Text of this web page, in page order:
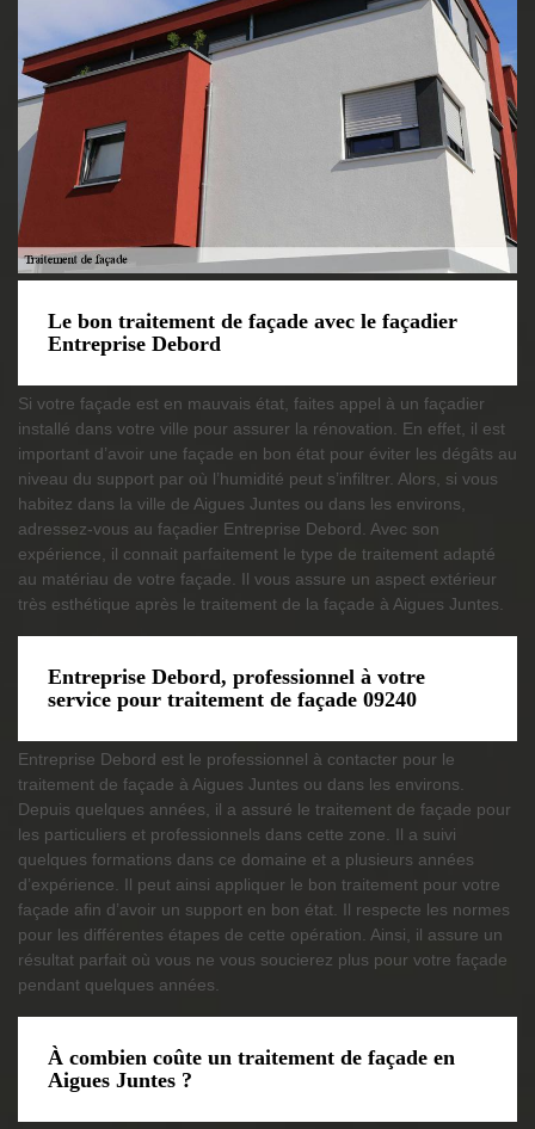
Le bon traitement de façade avec le façadier
Entreprise Debord
Si votre façade est en mauvais état, faites appel à un façadier
installé dans votre ville pour assurer la rénovation. En effet, il est
important d’avoir une façade en bon état pour éviter les dégâts au
niveau du support par où l’humidité peut s’infiltrer. Alors, si vous
habitez dans la ville de Aigues Juntes ou dans les environs,
adressez-vous au façadier Entreprise Debord. Avec son
expérience, il connait parfaitement le type de traitement adapté
au matériau de votre façade. Il vous assure un aspect extérieur
très esthétique après le traitement de la façade à Aigues Juntes.
Entreprise Debord, professionnel à votre
service pour traitement de façade 09240
Entreprise Debord est le professionnel à contacter pour le
traitement de façade à Aigues Juntes ou dans les environs.
Depuis quelques années, il a assuré le traitement de façade pour
les particuliers et professionnels dans cette zone. Il a suivi
quelques formations dans ce domaine et a plusieurs années
d’expérience. Il peut ainsi appliquer le bon traitement pour votre
façade afin d’avoir un support en bon état. Il respecte les normes
pour les différentes étapes de cette opération. Ainsi, il assure un
résultat parfait où vous ne vous soucierez plus pour votre façade
pendant quelques années.
À combien coûte un traitement de façade en
Aigues Juntes ?